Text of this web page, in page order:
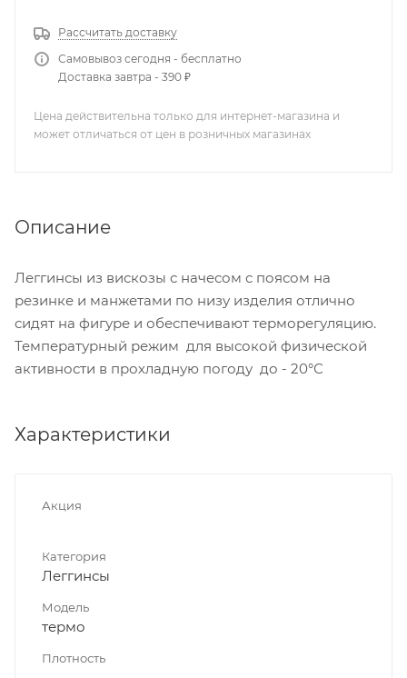
Рассчитать доставку
Самовывоз сегодня - бесплатно
Доставка завтра - 390 ₽
Цена действительна только для интернет-магазина и
может отличаться от цен в розничных магазинах
Описание
Леггинсы из вискозы с начесом с поясом на
резинке и манжетами по низу изделия отлично
сидят на фигуре и обеспечивают терморегуляцию.
Температурный режим для высокой физической
активности в прохладную погоду до - 20°С
Характеристики
Акция
Категория
Леггинсы
Модель
термо
Плотность